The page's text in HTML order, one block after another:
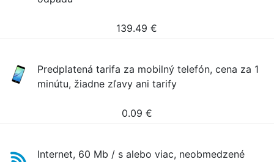
139.49 €
Predplatená tarifa za mobilný telefón, cena za 1
minútu, žiadne zľavy ani tarify
0.09 €
Internet, 60 Mb / s alebo viac, neobmedzené